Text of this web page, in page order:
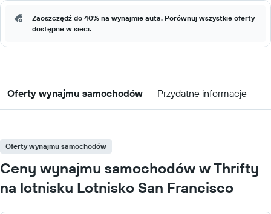
Zaoszczędź do 40% na wynajmie auta. Porównuj wszystkie oferty
dostępne w sieci.
Oferty wynajmu samochodów Przydatne informacje
Oferty wynajmu samochodów
Ceny wynajmu samochodów w Thrifty
na lotnisku Lotnisko San Francisco